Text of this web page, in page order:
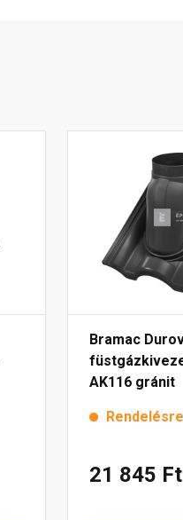
Bramac
AK116 gránit
Rendelésre
21 845 Ft